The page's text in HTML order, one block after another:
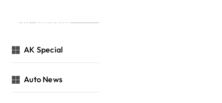
Categories
AK Special
Auto News